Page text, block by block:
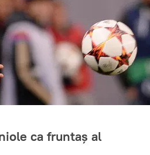
ca fruntaș al